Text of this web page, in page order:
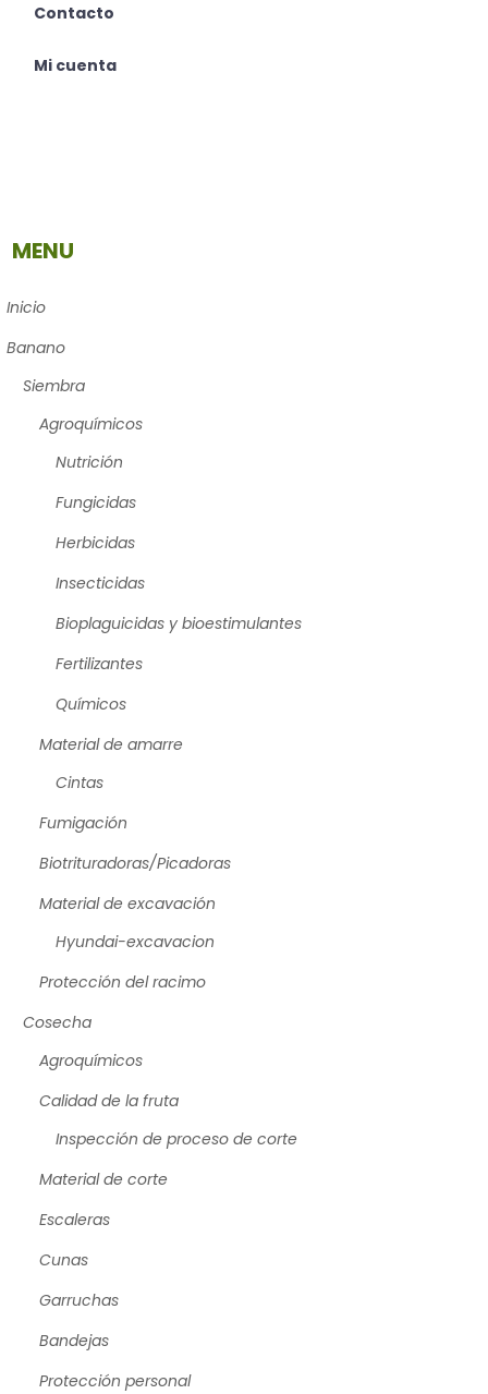
Contacto
Mi cuenta
MENU
Inicio
Banano
Siembra
Agroquímicos
Nutrición
Fungicidas
Herbicidas
Insecticidas
Bioplaguicidas y bioestimulantes
Fertilizantes
Químicos
Material de amarre
Cintas
Fumigación
Biotrituradoras/Picadoras
Material de excavación
Hyundai-excavacion
Protección del racimo
Cosecha
Agroquímicos
Calidad de la fruta
Inspección de proceso de corte
Material de corte
Escaleras
Cunas
Garruchas
Bandejas
Protección personal